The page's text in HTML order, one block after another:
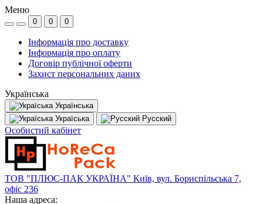
Меню
0 0 0
Інформація про доставку
Інформація про оплату
Договір публічної оферти
Захист персональних даних
Українська
Українська
Україська
Русский
Особистий кабінет
ТОВ "ПЛЮС-ПАК УКРАЇНА" Київ, вул. Бориспільська 7,
офіс 236
Наша адреса: